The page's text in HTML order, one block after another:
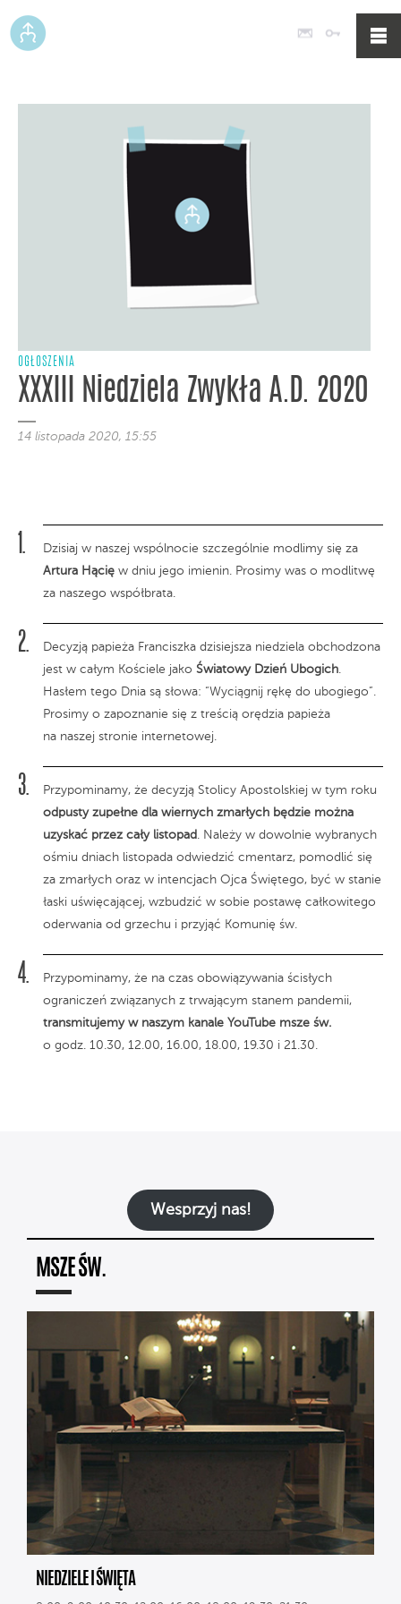
Poczta
OGŁOSZENIA
XXXIII Niedziela Zwykła A.D. 2020
14 listopada 2020, 15:55
Dzisiaj w naszej wspólnocie szczególnie modlimy się za
Artura Hącię w dniu jego imienin. Prosimy was o modlitwę
za naszego współbrata.
Decyzją papieża Franciszka dzisiejsza niedziela obchodzona
jest w całym Kościele jako Światowy Dzień Ubogich.
Hasłem tego Dnia są słowa: “Wyciągnij rękę do ubogiego”.
Prosimy o zapoznanie się z treścią orędzia papieża
na naszej stronie internetowej.
Przypominamy, że decyzją Stolicy Apostolskiej w tym roku
odpusty zupełne dla wiernych zmarłych będzie można
uzyskać przez cały listopad. Należy w dowolnie wybranych
ośmiu dniach listopada odwiedzić cmentarz, pomodlić się
za zmarłych oraz w intencjach Ojca Świętego, być w stanie
łaski uświęcającej, wzbudzić w sobie postawę całkowitego
oderwania od grzechu i przyjąć Komunię św.
Przypominamy, że na czas obowiązywania ścisłych
ograniczeń związanych z trwającym stanem pandemii,
transmitujemy w naszym kanale YouTube msze św.
o godz. 10.30, 12.00, 16.00, 18.00, 19.30 i 21.30.
Wesprzyj nas!
MSZE ŚW.
NIEDZIELE I ŚWIĘTA